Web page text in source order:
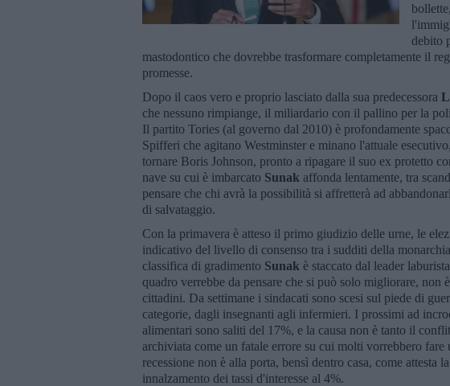
debito
mastodontico che dovrebbe trasformare completamente il
promesse.
Dopo il caos vero e proprio lasciato dalla sua predecessora
che nessuno rimpiange, il miliardario con il pallino per la
Il partito Tories (al governo dal 2010) è profondamente
Spifferi che agitano Westminster e minano l'attuale
tornare Boris Johnson, pronto a ripagare il suo ex protetto
nave su cui è imbarcato Sunak affonda lentamente, tra
pensare che chi avrà la possibilità si affretterà ad
di salvataggio.
Con la primavera è atteso il primo giudizio delle urne, le
indicativo del livello di consenso tra i sudditi della
classifica di gradimento Sunak è staccato dal leader laburista
quadro verrebbe da pensare che si può solo migliorare, non
cittadini. Da settimane i sindacati sono scesi sul piede di
categorie, dagli insegnanti agli infermieri. I prossimi ad
alimentari sono saliti del 17%, e la causa non è tanto il
archiviata come un fatale errore su cui molti vorrebbero
recessione non è alla porta, bensì dentro casa, come attesta
innalzamento dei tassi d'interesse al 4%.